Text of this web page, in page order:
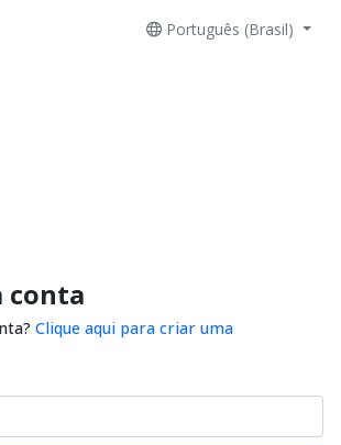
Português (Brasil)
conta
Clique aqui para criar uma